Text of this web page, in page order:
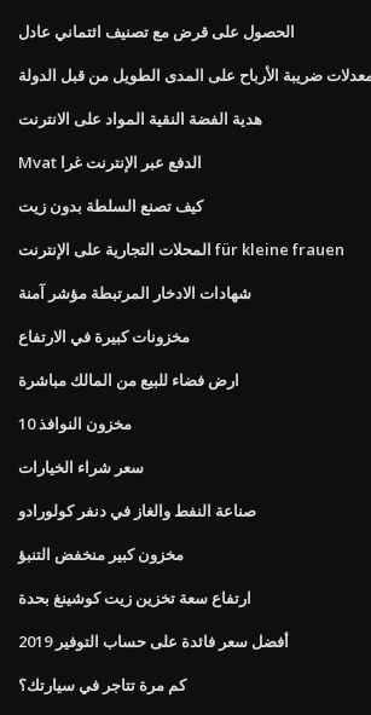
الحصول على قرض مع تصنيف ائتماني عادل
ضريبة الأرباح على المدى الطويل من قبل الدولة
هدية الفضة النقية المواد على الانترنت
Mvat الدفع عبر الإنترنت غرا
كيف تصنع السلطة بدون زيت
المحلات التجارية على الإنترنت für kleine frauen
شهادات الادخار المرتبطة مؤشر آمنة
مخزونات كبيرة في الارتفاع
ارض فضاء للبيع من المالك مباشرة
مخزون النوافذ 10
سعر شراء الخيارات
صناعة النفط والغاز في دنفر كولورادو
مخزون كبير منخفض التنبؤ
ارتفاع سعة تخزين زيت كوشينغ بحدة
أفضل سعر فائدة على حساب التوفير 2019
كم مرة تتاجر في سيارتك؟